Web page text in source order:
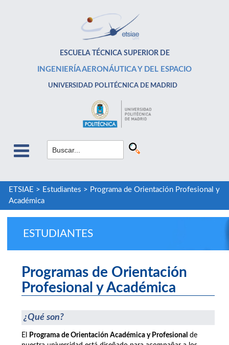
ESCUELA TÉCNICA SUPERIOR DE
INGENIERÍA AERONÁUTICA Y DEL ESPACIO
UNIVERSIDAD POLITÉCNICA DE MADRID
ETSIAE > Estudiantes > Programa de Orientación Profesional y
Académica
ESTUDIANTES
Programas de Orientación
Profesional y Académica
¿Qué son?
El Programa de Orientación Académica y Profesional de